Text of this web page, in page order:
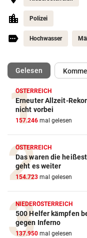
Polizei
Hochwasser
Gelesen(ausgewählt)
ÖSTERREICH
Erneuter Allzeit-
nicht vorbei
157.246 mal gelesen
ÖSTERREICH
Das waren die
geht es weiter
154.723 mal gelesen
NIEDERÖSTERREICH
500 Helfer kämpfen
gegen Inferno
137.950 mal gelesen